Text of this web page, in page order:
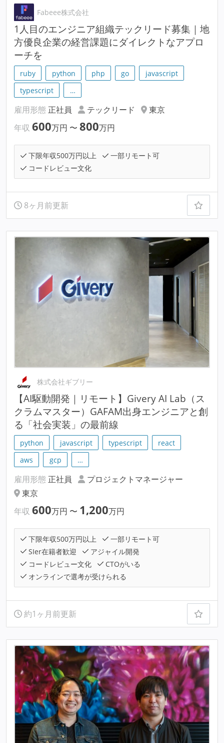
Fabeee株式会社
1人目のエンジニア組織テックリード募集｜地
方優良企業の経営課題にダイレクトなアプロ
ーチを
ruby python php go
javascript
typescript
…
雇用形態 正社員 テックリード
東京
年収 600万円 〜 800万円
下限年収500万円以上
一部リモート可
コードレビュー文化
8ヶ月前更新
株式会社ギブリー
【AI駆動開発｜リモート】Givery AI Lab（ス
クラムマスター）GAFAM出身エンジニアと創
る「社会実装」の最前線
python javascript typescript
react
aws
gcp …
雇用形態 正社員
プロジェクトマネージャー
東京
年収 600万円 〜 1,200万円
下限年収500万円以上
一部リモート可
SIer在籍者歓迎
アジャイル開発
コードレビュー文化
CTOがいる
オンラインで選考が受けられる
約1ヶ月前更新